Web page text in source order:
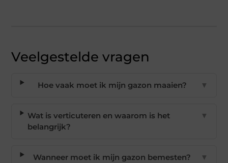
Veelgestelde vragen
Hoe vaak moet ik mijn gazon maaien? ▼
Wat is verticuteren en waarom is het
belangrijk?
▼
Wanneer moet ik mijn gazon bemesten? ▼